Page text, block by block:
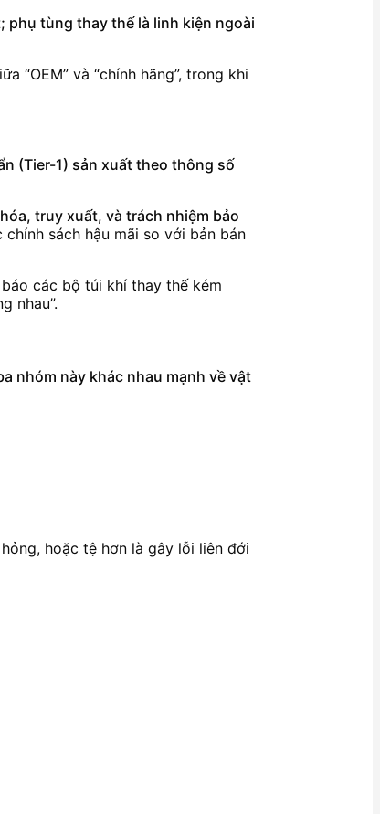
phụ tùng thay thế là linh kiện ngoài
“OEM” và “chính hãng”, trong khi
(Tier-1) sản xuất theo thông số
truy xuất, và trách nhiệm bảo
sách hậu mãi so với bản bán
các bộ túi khí thay thế kém
nhau”.
nhóm này khác nhau mạnh về vật
hoặc tệ hơn là gây lỗi liên đới